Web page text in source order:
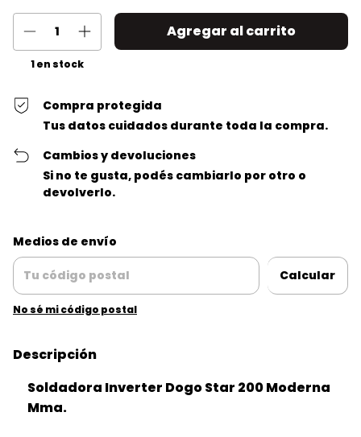
1en stock
Compra protegida
Tus datos cuidados durante toda la compra.
Cambios y devoluciones
Si no te gusta, podés cambiarlo por otro o
devolverlo.
Entregas para el CP:
Medios de envío
Calcular
No sé mi código postal
Descripción
Soldadora Inverter Dogo Star 200 Moderna
Mma.